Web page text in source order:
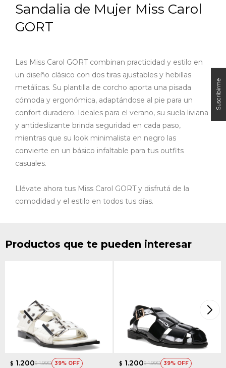
Sandalia de Mujer Miss Carol
GORT
Las Miss Carol GORT combinan practicidad y estilo en
un diseño clásico con dos tiras ajustables y hebillas
metálicas. Su plantilla de corcho aporta una pisada
cómoda y ergonómica, adaptándose al pie para un
confort duradero. Ideales para el verano, su suela liviana
y antideslizante brinda seguridad en cada paso,
mientras que su look minimalista en negro las
convierte en un básico infaltable para tus outfits
casuales.
Llévate ahora tus Miss Carol GORT y disfrutá de la
comodidad y el estilo en todos tus días.
Productos que te pueden interesar
$ 1.200$ 1.990 39 $ 1.200$ 1.990 39